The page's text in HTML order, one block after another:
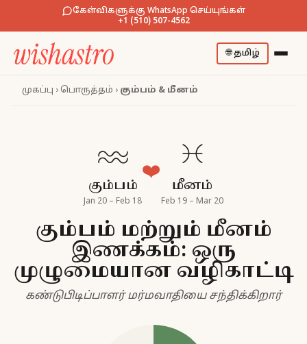
கேள்விகளுக்கு WhatsApp செய்யுங்கள்
+1 (510) 507-4562
🌐தமிழ்
முகப்பு › பொருத்தம் › கும்பம் & மீனம்
♒
கும்பம்
Jan 20 – Feb 18
❤️ ♓
மீனம்
Feb 19 – Mar 20
கும்பம் மற்றும் மீனம்
இணக்கம்: ஒரு
முழுமையான வழிகாட்டி
கண்டுபிடிப்பாளர் மர்மவாதியை சந்திக்கிறார்